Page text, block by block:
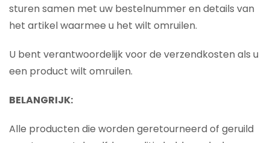
sturen samen met uw bestelnummer en details van
het artikel waarmee u het wilt omruilen.
U bent verantwoordelijk voor de verzendkosten als u
een product wilt omruilen.
BELANGRIJK:
Alle producten die worden geretourneerd of geruild